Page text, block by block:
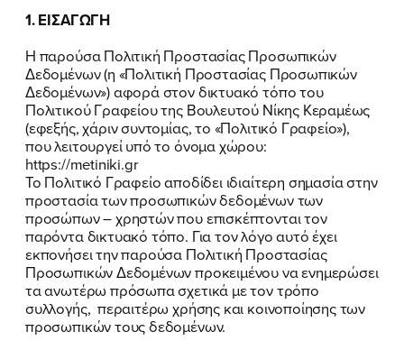
1. ΕΙΣΑΓΩΓΗ
Η παρούσα Πολιτική Προστασίας Προσωπικών
Δεδομένων (η «Πολιτική Προστασίας Προσωπικών
Δεδομένων») αφορά στον δικτυακό τόπο του
Πολιτικού Γραφείου της Βουλευτού Νίκης Κεραμέως
(εφεξής, χάριν συντομίας, το «Πολιτικό Γραφείο»),
που λειτουργεί υπό το όνομα χώρου:
https://metiniki.gr
Το Πολιτικό Γραφείο αποδίδει ιδιαίτερη σημασία στην
προστασία των προσωπικών δεδομένων των
προσώπων – χρηστών που επισκέπτονται τον
παρόντα δικτυακό τόπο. Για τον λόγο αυτό έχει
εκπονήσει την παρούσα Πολιτική Προστασίας
Προσωπικών Δεδομένων προκειμένου να ενημερώσει
τα ανωτέρω πρόσωπα σχετικά με τον τρόπο
συλλογής, περαιτέρω χρήσης και κοινοποίησης των
προσωπικών τους δεδομένων.
Εάν θέλετε να ενημερώνεστε για τις
δράσεις μας, μπορείτε να δηλώσετε
παρακάτω τα στοιχεία σας:
ΣΥΜΠΛΗΡΩΣΤΕ ΤΗ ΦΟΡΜΑ
ΟΝΟΜΑ*
ΕΠΙΘΕΤΟ*
ΤΗΛΕΦΩΝΟ*
EMAIL*
Εάν θέλετε να ενημερώνεστε για τις
δράσεις μας, μπορείτε να δηλώσετε
παρακάτω τα στοιχεία σας:
ΣΥΜΠΛΗΡΩΣΤΕ ΤΗ ΦΟΡΜΑ
ΟΝΟΜΑ*
ΕΠΙΘΕΤΟ*
ΤΗΛΕΦΩΝΟ
EMAIL*